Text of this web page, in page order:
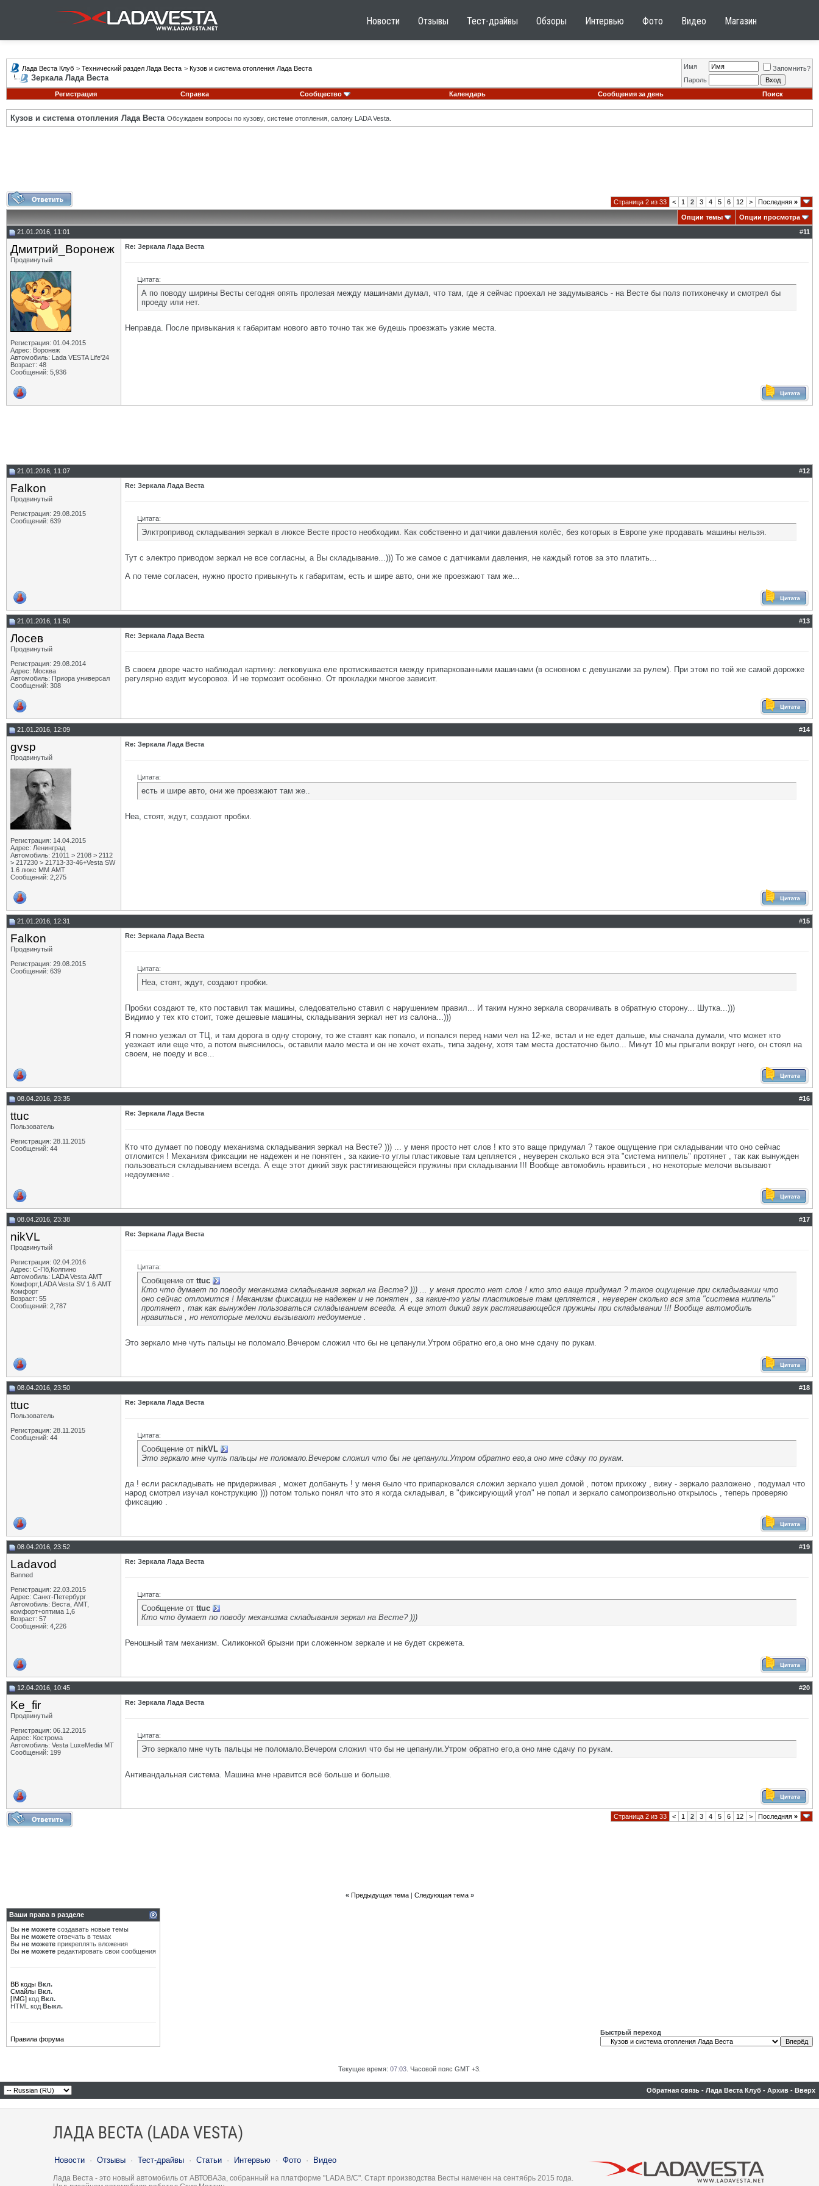
Новости Отзывы Тест-драйвы Обзоры Интервью Фото Видео Магазин
Лада Веста Клуб > Технический раздел Лада Веста > Кузов и система отопления Лада Веста
Зеркала Лада Веста
Имя
Запомнить?
Пароль
Регистрация
Справка Сообщество Календарь Сообщения за день Поиск
Кузов и система отопления Лада Веста Обсуждаем вопросы по кузову, системе отопления, салону LADA Vesta.
Страница 2 из 33 < 1 2 3 4 5 6 12 > Последняя »
Опции темы
Опции просмотра
21.01.2016, 11:01
#11
Дмитрий_Воронеж
Продвинутый
Регистрация: 01.04.2015
Адрес: Воронеж
Автомобиль: Lada VESTA Life'24
Возраст: 48
Сообщений: 5,936
Re: Зеркала Лада Веста
Цитата:
А по поводу ширины Весты сегодня опять пролезая между машинами думал, что там, где я сейчас проехал не задумываясь - на Весте бы полз потихонечку и смотрел бы
проеду или нет.
Неправда. После привыкания к габаритам нового авто точно так же будешь проезжать узкие места.
21.01.2016, 11:07 #12
Falkon
Продвинутый
Регистрация: 29.08.2015
Сообщений: 639
Re: Зеркала Лада Веста
Цитата:
Элктропривод складывания зеркал в люксе Весте просто необходим. Как собственно и датчики давления колёс, без которых в Европе уже продавать машины нельзя.
Тут с электро приводом зеркал не все согласны, а Вы складывание...))) То же самое с датчиками давления, не каждый готов за это платить...
А по теме согласен, нужно просто привыкнуть к габаритам, есть и шире авто, они же проезжают там же...
21.01.2016, 11:50 #13
Лосев
Продвинутый
Регистрация: 29.08.2014
Адрес: Москва
Автомобиль: Приора универсал
Сообщений: 308
Re: Зеркала Лада Веста
В своем дворе часто наблюдал картину: легковушка еле протискивается между припаркованными машинами (в основном с девушками за рулем). При этом по той же самой дорожке
регулярно ездит мусоровоз. И не тормозит особенно. От прокладки многое зависит.
21.01.2016, 12:09 #14
gvsp
Продвинутый
Регистрация: 14.04.2015
Адрес: Ленинград
Автомобиль: 21011 > 2108 > 2112
> 217230 > 21713-33-46+Vesta SW
1.6 люкс ММ АМТ
Сообщений: 2,275
Re: Зеркала Лада Веста
Цитата:
есть и шире авто, они же проезжают там же..
Неа, стоят, ждут, создают пробки.
21.01.2016, 12:31 #15
Falkon
Продвинутый
Регистрация: 29.08.2015
Сообщений: 639
Re: Зеркала Лада Веста
Цитата:
Неа, стоят, ждут, создают пробки.
Пробки создают те, кто поставил так машины, следовательно ставил с нарушением правил... И таким нужно зеркала сворачивать в обратную сторону... Шутка...)))
Видимо у тех кто стоит, тоже дешевые машины, складывания зеркал нет из салона...)))
Я помню уезжал от ТЦ, и там дорога в одну сторону, то же ставят как попало, и попался перед нами чел на 12-ке, встал и не едет дальше, мы сначала думали, что может кто
уезжает или еще что, а потом выяснилось, оставили мало места и он не хочет ехать, типа задену, хотя там места достаточно было... Минут 10 мы прыгали вокруг него, он стоял на
своем, не поеду и все...
08.04.2016, 23:35 #16
ttuc
Пользователь
Регистрация: 28.11.2015
Сообщений: 44
Re: Зеркала Лада Веста
Кто что думает по поводу механизма складывания зеркал на Весте? ))) ... у меня просто нет слов ! кто это ваще придумал ? такое ощущение при складывании что оно сейчас
отломится ! Механизм фиксации не надежен и не понятен , за какие-то углы пластиковые там цепляется , неуверен сколько вся эта "система ниппель" протянет , так как вынужден
пользоваться складыванием всегда. А еще этот дикий звук растягивающейся пружины при складывании !!! Вообще автомобиль нравиться , но некоторые мелочи вызывают
недоумение .
08.04.2016, 23:38 #17
nikVL
Продвинутый
Регистрация: 02.04.2016
Адрес: С-Пб,Колпино
Автомобиль: LADA Vesta АМТ
Комфорт,LADA Vesta SV 1.6 АМТ
Комфорт
Возраст: 55
Сообщений: 2,787
Re: Зеркала Лада Веста
Цитата:
Сообщение от ttuc
Кто что думает по поводу механизма складывания зеркал на Весте? ))) ... у меня просто нет слов ! кто это ваще придумал ? такое ощущение при складывании что
оно сейчас отломится ! Механизм фиксации не надежен и не понятен , за какие-то углы пластиковые там цепляется , неуверен сколько вся эта "система ниппель"
протянет , так как вынужден пользоваться складыванием всегда. А еще этот дикий звук растягивающейся пружины при складывании !!! Вообще автомобиль
нравиться , но некоторые мелочи вызывают недоумение .
Это зеркало мне чуть пальцы не поломало.Вечером сложил что бы не цепанули.Утром обратно его,а оно мне сдачу по рукам.
08.04.2016, 23:50 #18
ttuc
Пользователь
Регистрация: 28.11.2015
Сообщений: 44
Re: Зеркала Лада Веста
Цитата:
Сообщение от nikVL
Это зеркало мне чуть пальцы не поломало.Вечером сложил что бы не цепанули.Утром обратно его,а оно мне сдачу по рукам.
да ! если раскладывать не придерживая , может долбануть ! у меня было что припарковался сложил зеркало ушел домой , потом прихожу , вижу - зеркало разложено , подумал что
народ смотрел изучал конструкцию ))) потом только понял что это я когда складывал, в "фиксирующий угол" не попал и зеркало самопроизвольно открылось , теперь проверяю
фиксацию .
08.04.2016, 23:52 #19
Ladavod
Banned
Регистрация: 22.03.2015
Адрес: Санкт-Петербург
Автомобиль: Веста, АМТ,
комфорт+оптима 1,6
Возраст: 57
Сообщений: 4,226
Re: Зеркала Лада Веста
Цитата:
Сообщение от ttuc
Кто что думает по поводу механизма складывания зеркал на Весте? )))
Реношный там механизм. Силиконкой брызни при сложенном зеркале и не будет скрежета.
12.04.2016, 10:45 #20
Ke_fir
Продвинутый
Регистрация: 06.12.2015
Адрес: Кострома
Автомобиль: Vesta LuxeMedia MT
Сообщений: 199
Re: Зеркала Лада Веста
Цитата:
Это зеркало мне чуть пальцы не поломало.Вечером сложил что бы не цепанули.Утром обратно его,а оно мне сдачу по рукам.
Антивандальная система. Машина мне нравится всё больше и больше.
Страница 2 из 33 < 1 2 3 4 5 6 12 > Последняя »
« Предыдущая тема| Следующая тема »
Ваши права в разделе
Вы не можете создавать новые темы
Вы не можете отвечать в темах
Вы не можете прикреплять вложения
Вы не можете редактировать свои сообщения
BB коды Вкл.
Смайлы Вкл.
[IMG] код Вкл.
HTML код Выкл.
Правила форума
Быстрый переход
Текущее время: 07:03 . Часовой пояс GMT +3.
Обратная связь - Лада Веста Клуб - Архив - Вверх
ЛАДА ВЕСТА (LADA VESTA)
Новости · Отзывы · Тест-драйвы · Статьи · Интервью · Фото · Видео
Лада Веста - это новый автомобиль от АВТОВАЗа, собранный на платформе "LADA B/C". Старт производства Весты намечен на сентябрь 2015 года.